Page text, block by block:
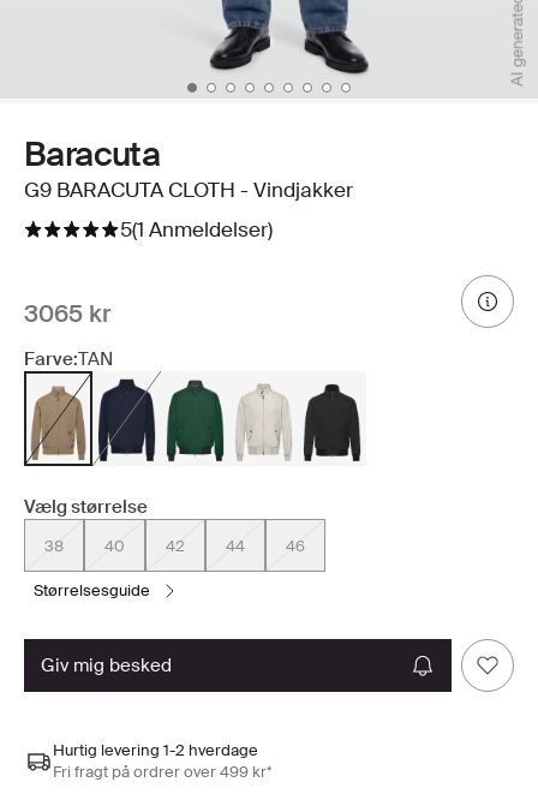
Baracuta
G9 BARACUTA CLOTH - Vindjakker
5(1 Anmeldelser)
3065 kr
Farve:TAN
Vælg størrelse
38 40 42 44 46
størrelsesguide
giv mig besked
Hurtig levering 1-2 hverdage
Fri fragt på ordrer over 499 kr*